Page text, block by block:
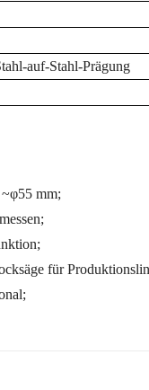
auf-Stahl-Prägung
mm;
für